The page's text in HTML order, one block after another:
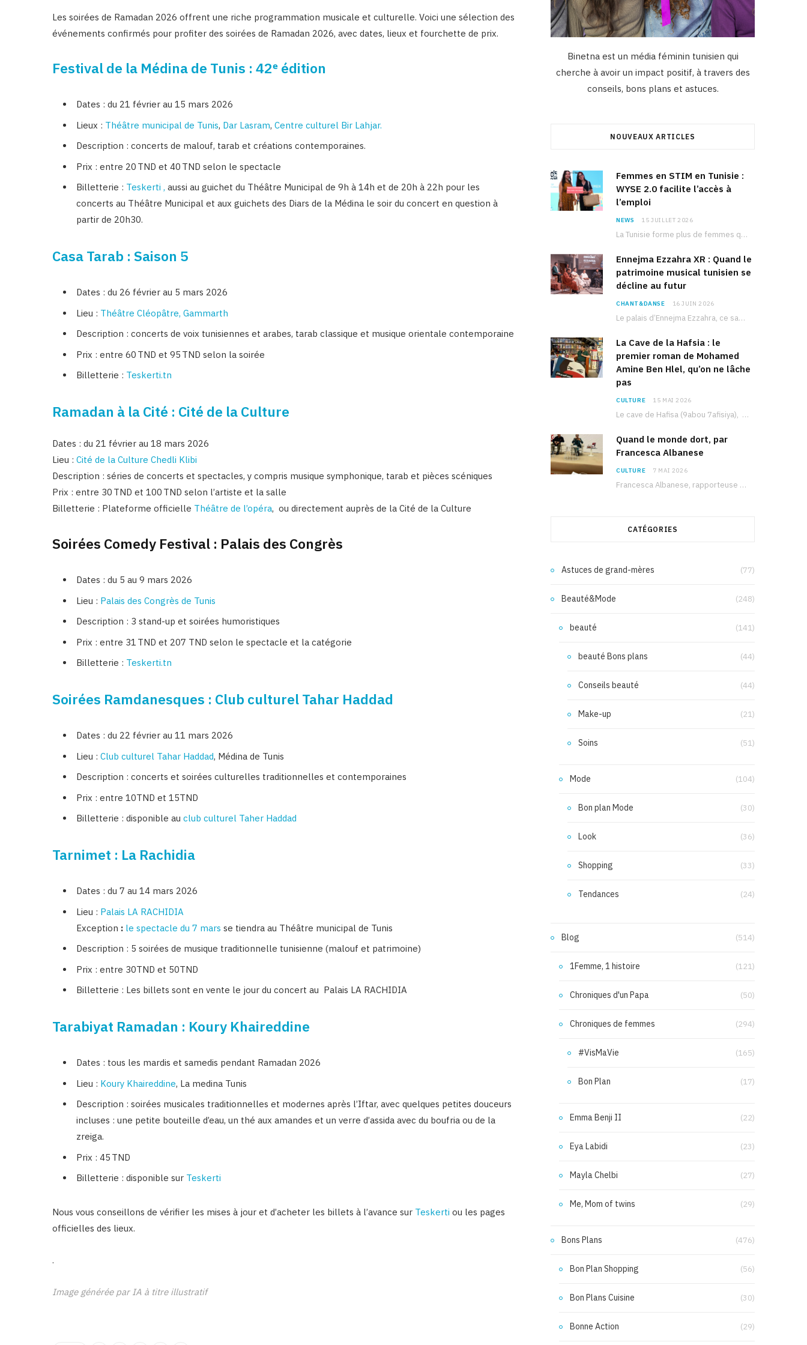
Les soirées de Ramadan 2026 offrent une riche programmation musicale et culturelle. Voici une sélection des
événements confirmés pour profiter des soirées de Ramadan 2026, avec dates, lieux et fourchette de prix.
Festival de la Médina de Tunis : 42ᵉ édition
Dates : du 21 février au 15 mars 2026
Lieux : Théâtre municipal de Tunis, Dar Lasram, Centre culturel Bir Lahjar.
Description : concerts de malouf, tarab et créations contemporaines.
Prix : entre 20 TND et 40 TND selon le spectacle
Billetterie : Teskerti , aussi au guichet du Théâtre Municipal de 9h à 14h et de 20h à 22h pour les
concerts au Théâtre Municipal et aux guichets des Diars de la Médina le soir du concert en question à
partir de 20h30.
Casa Tarab : Saison 5
Dates : du 26 février au 5 mars 2026
Lieu : Théâtre Cléopâtre, Gammarth
Description : concerts de voix tunisiennes et arabes, tarab classique et musique orientale contemporaine
Prix : entre 60 TND et 95 TND selon la soirée
Billetterie : Teskerti.tn
Ramadan à la Cité : Cité de la Culture
Dates : du 21 février au 18 mars 2026
Lieu : Cité de la Culture Chedli Klibi
Description : séries de concerts et spectacles, y compris musique symphonique, tarab et pièces scéniques
Prix : entre 30 TND et 100 TND selon l’artiste et la salle
Billetterie : Plateforme officielle Théâtre de l’opéra, ou directement auprès de la Cité de la Culture
Soirées Comedy Festival : Palais des Congrès
Dates : du 5 au 9 mars 2026
Lieu : Palais des Congrès de Tunis
Description : 3 stand-up et soirées humoristiques
Prix : entre 31 TND et 207 TND selon le spectacle et la catégorie
Billetterie : Teskerti.tn
Soirées Ramdanesques : Club culturel Tahar Haddad
Dates : du 22 février au 11 mars 2026
Lieu : Club culturel Tahar Haddad, Médina de Tunis
Description : concerts et soirées culturelles traditionnelles et contemporaines
Prix : entre 10TND et 15TND
Billetterie : disponible au club culturel Taher Haddad
Tarnimet : La Rachidia
Dates : du 7 au 14 mars 2026
Lieu : Palais LA RACHIDIA
Exception : le spectacle du 7 mars se tiendra au Théâtre municipal de Tunis
Description : 5 soirées de musique traditionnelle tunisienne (malouf et patrimoine)
Prix : entre 30TND et 50TND
Billetterie : Les billets sont en vente le jour du concert au Palais LA RACHIDIA
Tarabiyat Ramadan : Koury Khaireddine
Dates : tous les mardis et samedis pendant Ramadan 2026
Lieu : Koury Khaireddine, La medina Tunis
Description : soirées musicales traditionnelles et modernes après l’Iftar, avec quelques petites douceurs
incluses : une petite bouteille d’eau, un thé aux amandes et un verre d’assida avec du boufria ou de la
zreiga.
Prix : 45 TND
Billetterie : disponible sur Teskerti
Nous vous conseillons de vérifier les mises à jour et d’acheter les billets à l’avance sur Teskerti ou les pages
officielles des lieux.
.
Image générée par IA à titre illustratif
Binetna est un média féminin tunisien qui
cherche à avoir un impact positif, à travers des
conseils, bons plans et astuces.
NOUVEAUX ARTICLES
Femmes en STIM en Tunisie :
WYSE 2.0 facilite l’accès à
l’emploi
NEWS 15 JUILLET 2026
La Tunisie forme plus de femmes que d’hommes dans les filières scientifiques. Pourtant, pour beaucoup…
Ennejma Ezzahra XR : Quand le
patrimoine musical tunisien se
décline au futur
CHANT&DANSE 16 JUIN 2026
Le palais d’Ennejma Ezzahra, ce sanctuaire de la musique tunisienne et méditerranéenne construit par le…
La Cave de la Hafsia : le
premier roman de Mohamed
Amine Ben Hlel, qu’on ne lâche
pas
CULTURE 15 MAI 2026
Le cave de Hafisa (9abou 7afisiya), premier roman du journaliste tunisien Mohamed Amine Ben Hlel,…
Quand le monde dort, par
Francesca Albanese
CULTURE 7 MAI 2026
Francesca Albanese, rapporteuse spéciale de l’ONU sur les territoires palestiniens occupés, était à Tunis pour…
CATÉGORIES
Astuces de grand-mères (77)
Beauté&Mode (248)
beauté (141)
beauté Bons plans (44)
Conseils beauté (44)
Make-up (21)
Soins (51)
Mode (104)
Bon plan Mode (30)
Look (36)
Shopping (33)
Tendances (24)
Blog (514)
1Femme, 1 histoire (121)
Chroniques d'un Papa (50)
Chroniques de femmes (294)
#VisMaVie (165)
Bon Plan (17)
Emma Benji II (22)
Eya Labidi (23)
Mayla Chelbi (27)
Me, Mom of twins (29)
Bons Plans (476)
Bon Plan Shopping (56)
Bon Plans Cuisine (30)
Bonne Action (29)